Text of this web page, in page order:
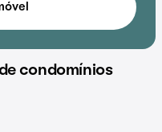
condomínios